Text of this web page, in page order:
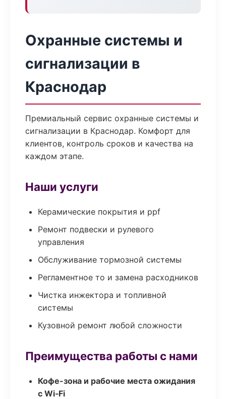
Охранные системы и
сигнализации в
Краснодар
Премиальный сервис охранные системы и
сигнализации в Краснодар. Комфорт для
клиентов, контроль сроков и качества на
каждом этапе.
Наши услуги
Керамические покрытия и ppf
Ремонт подвески и рулевого
управления
Обслуживание тормозной системы
Регламентное то и замена расходников
Чистка инжектора и топливной
системы
Кузовной ремонт любой сложности
Преимущества работы с нами
Кофе-зона и рабочие места ожидания
с Wi‑Fi